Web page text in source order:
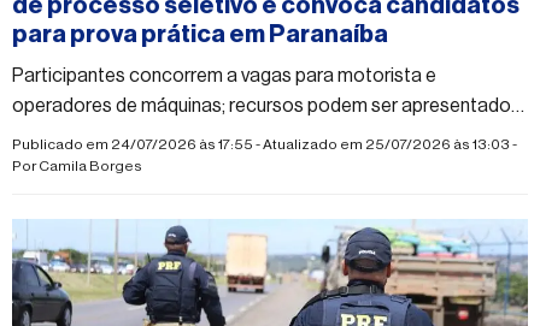
de processo seletivo e convoca candidatos
para prova prática em Paranaíba
Participantes concorrem a vagas para motorista e
operadores de máquinas; recursos podem ser apresentados
antes da próxima etapa
Publicado em 24/07/2026 às 17:55 - Atualizado em 25/07/2026 às 13:03 -
PorCamila Borges